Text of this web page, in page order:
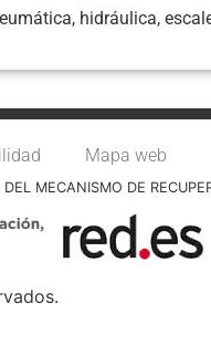
hidráulica,
Mapa web
MECANISMO DE